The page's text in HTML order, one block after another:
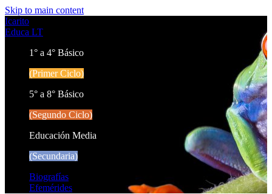
Skip to main content
Icarito
Educa LT
1° a 4° Básico
(Primer Ciclo)
5° a 8° Básico
(Segundo Ciclo)
Educación Media
(Secundaria)
Biografías
Efemérides